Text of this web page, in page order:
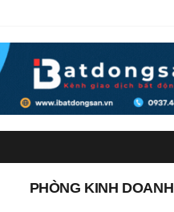
PHÒNG KINH DOANH